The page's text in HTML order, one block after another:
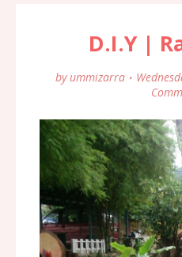
D.I.Y |
by ummizarra